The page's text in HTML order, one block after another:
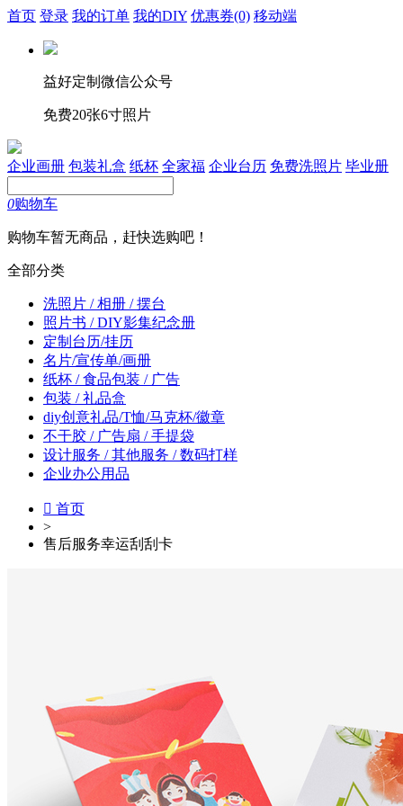
首页 登录 我的订单 我的DIY 优惠券(0) 移动端
益好定制微信公众号
免费20张6寸照片
企业画册 包装礼盒 纸杯 全家福 企业台历 免费洗照片 毕业册
0购物车
购物车暂无商品，赶快选购吧！
全部分类
洗照片 / 相册 / 摆台
照片书 / DIY影集纪念册
定制台历/挂历
名片/宣传单/画册
纸杯 / 食品包装 / 广告
包装 / 礼品盒
diy创意礼品/T恤/马克杯/徽章
不干胶 / 广告扇 / 手提袋
设计服务 / 其他服务 / 数码打样
企业办公用品
 首页
>
售后服务幸运刮刮卡